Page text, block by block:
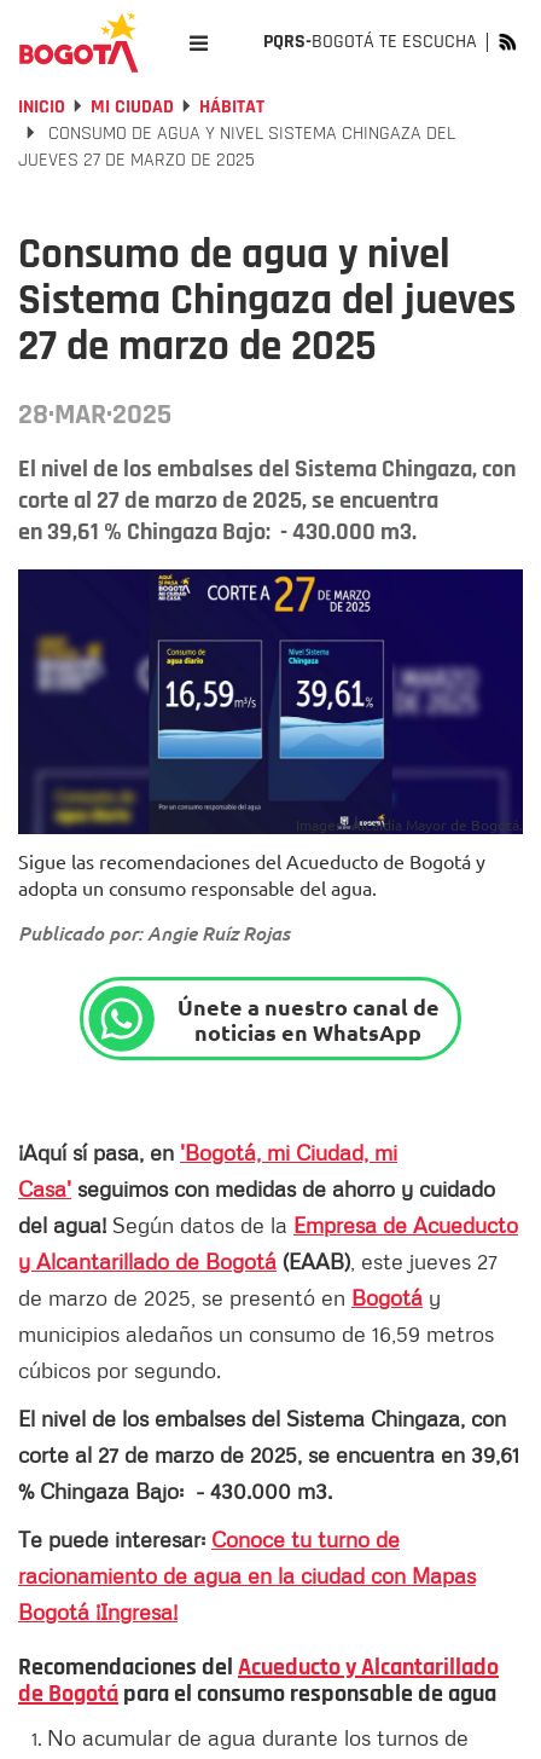
PQRS-BOGOTÁ TE ESCUCHA
INICIO MI CIUDAD
HÁBITAT
CONSUMO DE AGUA Y NIVEL SISTEMA CHINGAZA DEL
JUEVES 27 DE MARZO DE 2025
Consumo de agua y nivel
Sistema Chingaza del jueves
27 de marzo de 2025
28·MAR·2025
El nivel de los embalses del Sistema Chingaza, con
corte al 27 de marzo de 2025, se encuentra
en 39,61 % Chingaza Bajo: - 430.000 m3.
Imagen: Alcaldía Mayor de Bogotá.
Sigue las recomendaciones del Acueducto de Bogotá y
adopta un consumo responsable del agua.
Publicado por: Angie Ruíz Rojas
Únete a nuestro canal de
noticias en WhatsApp
¡Aquí sí pasa, en 'Bogotá, mi Ciudad, mi
Casa' seguimos con medidas de ahorro y cuidado
del agua! Según datos de la Empresa de Acueducto
y Alcantarillado de Bogotá (EAAB) , este jueves 27
de marzo de 2025, se presentó en Bogotá y
municipios aledaños un consumo de 16,59 metros
cúbicos por segundo.
El nivel de los embalses del Sistema Chingaza, con
corte al 27 de marzo de 2025, se encuentra en 39,61
% Chingaza Bajo: - 430.000 m3.
Te puede interesar: Conoce tu turno de
racionamiento de agua en la ciudad con Mapas
Bogotá ¡Ingresa!
Recomendaciones delAcueducto y Alcantarillado
de Bogotápara el consumo responsable de agua
No acumular de agua durante los turnos de